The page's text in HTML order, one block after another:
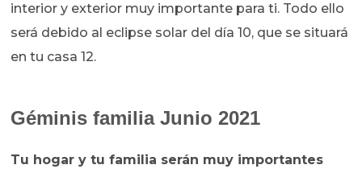
interior y exterior muy importante para ti. Todo ello
será debido al eclipse solar del día 10, que se situará
en tu casa 12.
Géminis familia Junio 2021
Tu hogar y tu familia serán muy importantes